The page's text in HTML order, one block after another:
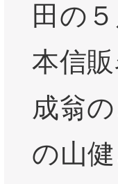
田の
本信
成翁
の山